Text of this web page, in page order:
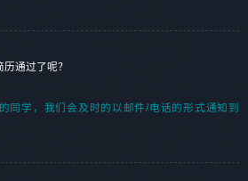
通过了呢？
同学，我们会及时的以邮件/电话的形式通知到